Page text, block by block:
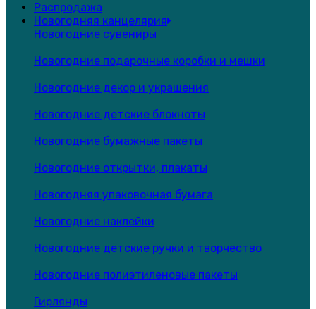
Распродажа
Новогодняя канцелярия
Новогодние сувениры
Новогодние подарочные коробки и мешки
Новогодние декор и украшения
Новогодние детские блокноты
Новогодние бумажные пакеты
Новогодние открытки, плакаты
Новогодняя упаковочная бумага
Новогодние наклейки
Новогодние детские ручки и творчество
Новогодние полиэтиленовые пакеты
Гирлянды